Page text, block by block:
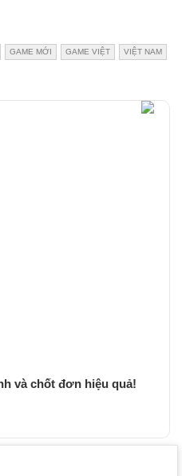
GAME MỚI GAME VIỆT VIỆT NAM
và chốt đơn hiệu quả!